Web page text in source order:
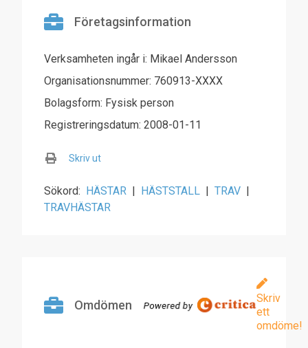
Företagsinformation
Verksamheten ingår i: Mikael Andersson
Organisationsnummer: 760913-XXXX
Bolagsform: Fysisk person
Registreringsdatum: 2008-01-11
Skriv ut
Sökord: HÄSTAR | HÄSTSTALL | TRAV |
TRAVHÄSTAR
Omdömen
Skriv
ett
omdöme!